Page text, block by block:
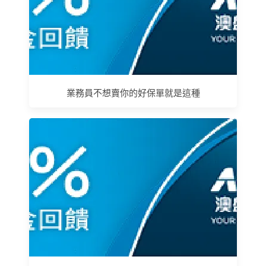
業務員不想賣你的好保單就是這種